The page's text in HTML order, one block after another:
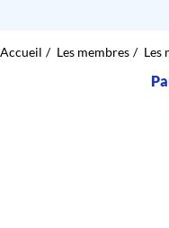
Accueil Les membres Les